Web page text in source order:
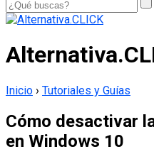
Inicio › Tutoriales y Guías
Cómo desactivar
en Windows 10